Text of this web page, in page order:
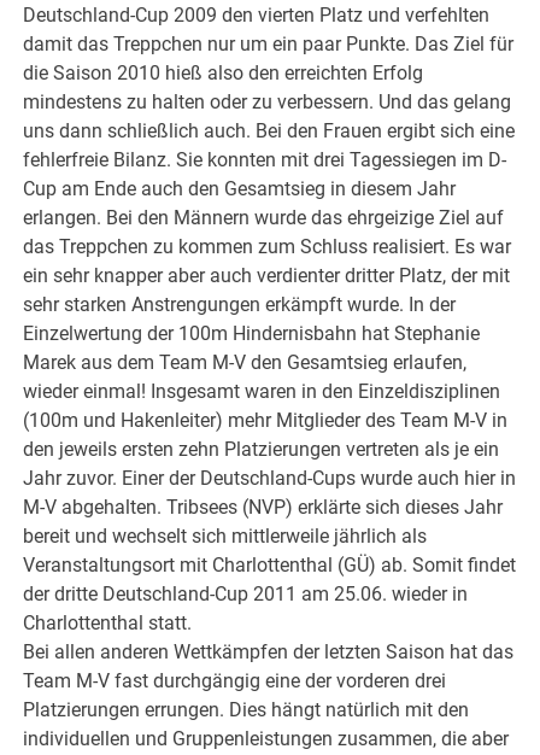
Deutschland-Cup 2009 den vierten Platz und verfehlten
damit das Treppchen nur um ein paar Punkte. Das Ziel für
die Saison 2010 hieß also den erreichten Erfolg
mindestens zu halten oder zu verbessern. Und das gelang
uns dann schließlich auch. Bei den Frauen ergibt sich eine
fehlerfreie Bilanz. Sie konnten mit drei Tagessiegen im D-
Cup am Ende auch den Gesamtsieg in diesem Jahr
erlangen. Bei den Männern wurde das ehrgeizige Ziel auf
das Treppchen zu kommen zum Schluss realisiert. Es war
ein sehr knapper aber auch verdienter dritter Platz, der mit
sehr starken Anstrengungen erkämpft wurde. In der
Einzelwertung der 100m Hindernisbahn hat Stephanie
Marek aus dem Team M-V den Gesamtsieg erlaufen,
wieder einmal! Insgesamt waren in den Einzeldisziplinen
(100m und Hakenleiter) mehr Mitglieder des Team M-V in
den jeweils ersten zehn Platzierungen vertreten als je ein
Jahr zuvor. Einer der Deutschland-Cups wurde auch hier in
M-V abgehalten. Tribsees (NVP) erklärte sich dieses Jahr
bereit und wechselt sich mittlerweile jährlich als
Veranstaltungsort mit Charlottenthal (GÜ) ab. Somit findet
der dritte Deutschland-Cup 2011 am 25.06. wieder in
Charlottenthal statt.
Bei allen anderen Wettkämpfen der letzten Saison hat das
Team M-V fast durchgängig eine der vorderen drei
Platzierungen errungen. Dies hängt natürlich mit den
individuellen und Gruppenleistungen zusammen, die aber